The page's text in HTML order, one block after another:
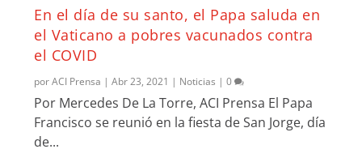
En el día de su santo, el Papa saluda en
el Vaticano a pobres vacunados contra
el COVID
porACI Prensa |Abr 23, 2021 | Noticias |0
Por Mercedes De La Torre, ACI Prensa El Papa
Francisco se reunió en la fiesta de San Jorge, día
de...